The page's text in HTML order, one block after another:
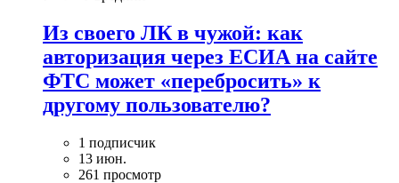
Из своего ЛК в чужой: как
авторизация через ЕСИА на сайте
ФТС может «перебросить» к
другому пользователю?
1 подписчик
13 июн.
261 просмотр